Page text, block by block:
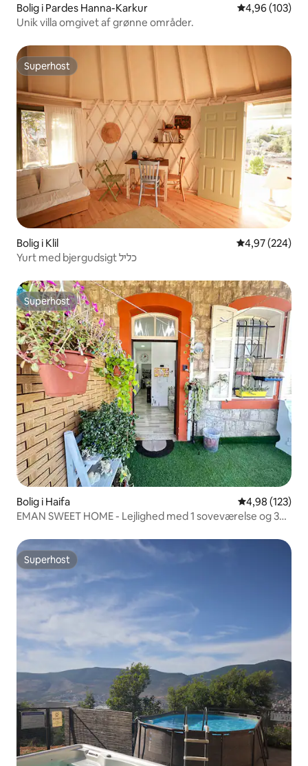
Bolig i Pardes Hanna-Karkur 4,96 ud af 5 i
4,96 (103)
Unik villa omgivet af grønne områder.
Superhost
Superhost
Bolig i Klil 4,97 ud af 5 i
4,97 (224)
Yurt med bjergudsigt כליל
Superhost
Superhost
Bolig i Haifa 4,98 ud af 5 i
4,98 (123)
EMAN SWEET HOME - Lejlighed med 1 soveværelse og 3
Superhost
Superhost